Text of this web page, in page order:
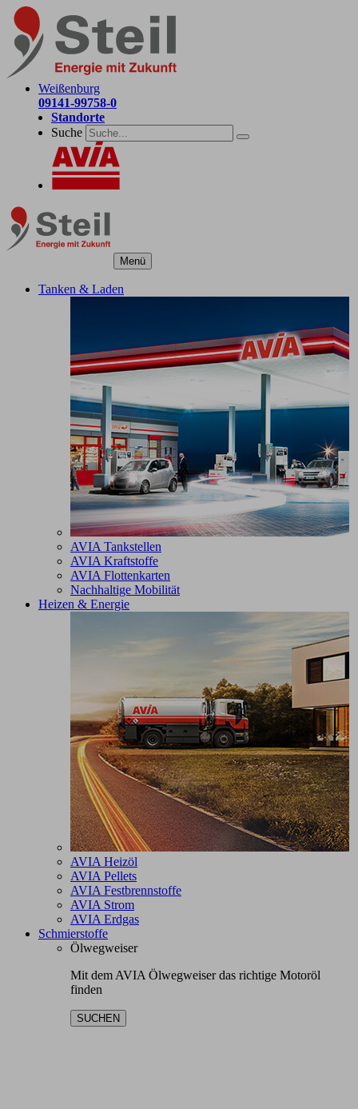
Weißenburg
09141-99758-0
Standorte
Suche
Menü
Tanken & Laden
AVIA Tankstellen
AVIA Kraftstoffe
AVIA Flottenkarten
Nachhaltige Mobilität
Heizen & Energie
AVIA Heizöl
AVIA Pellets
AVIA Festbrennstoffe
AVIA Strom
AVIA Erdgas
Schmierstoffe
Ölwegweiser
Mit dem AVIA Ölwegweiser das richtige Motoröl
finden
SUCHEN